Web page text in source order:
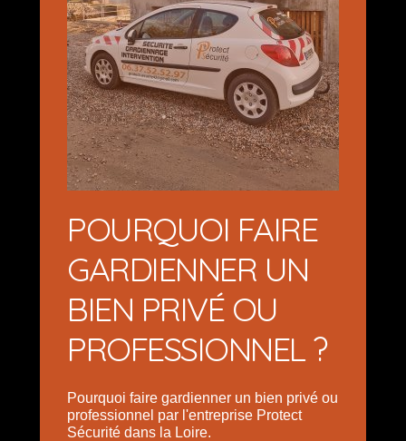
POURQUOI FAIRE
GARDIENNER UN
BIEN PRIVÉ OU
PROFESSIONNEL ?
Pourquoi faire gardienner un bien privé ou
professionnel par l'entreprise Protect
Sécurité dans la Loire.